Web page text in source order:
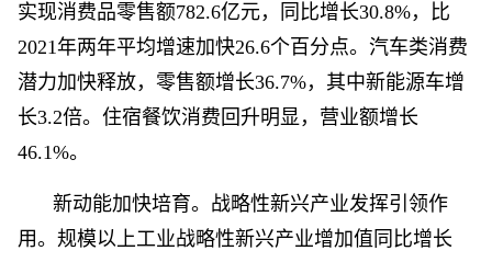
实现消费品零售额782.6亿元，同比增长30.8%，比
2021年两年平均增速加快26.6个百分点。汽车类消费
潜力加快释放，零售额增长36.7%，其中新能源车增
长3.2倍。住宿餐饮消费回升明显，营业额增长
46.1%。
新动能加快培育。战略性新兴产业发挥引领作
用。规模以上工业战略性新兴产业增加值同比增长